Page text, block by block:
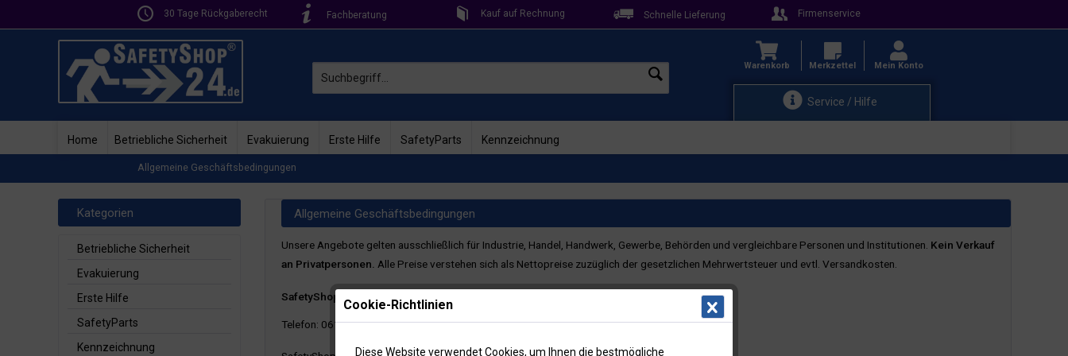
30 Tage Rückgaberecht Fachberatung Kauf auf Rechnung Schnelle Lieferung Firmenservice
Service / Hilfe
Warenkorb Merkzettel Mein Konto
Home Betriebliche Sicherheit Evakuierung Erste Hilfe SafetyParts Kennzeichnung
Allgemeine Geschäftsbedingungen
Kategorien
Betriebliche Sicherheit
Evakuierung
Erste Hilfe
SafetyParts
Kennzeichnung
Allgemeine Geschäftsbedingungen
Unsere Angebote gelten ausschließlich für Industrie, Handel, Handwerk, Gewerbe, Behörden und vergleichbare Personen und Institutionen. Kein Verkauf
an Privatpersonen. Alle Preise verstehen sich als Nettopreise zuzüglich der gesetzlichen Mehrwertsteuer und evtl. Versandkosten.
SafetyShop24.de
Telefon: 06195 / 7254-300,info@safetyshop24.de,www.safetyshop24.de
Cookie-Richtlinien
Diese Website verwendet Cookies, um Ihnen die bestmögliche